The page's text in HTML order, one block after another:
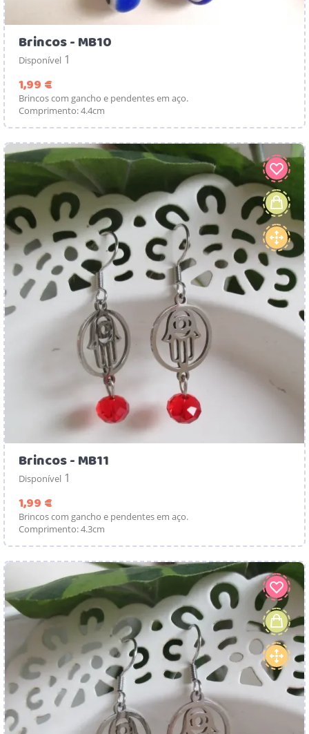
Brincos - MB10
Disponível 1
1,99 €
Brincos com gancho e pendentes em aço.
Comprimento: 4.4cm
Brincos - MB11
Disponível 1
1,99 €
Brincos com gancho e pendentes em aço.
Comprimento: 4.3cm